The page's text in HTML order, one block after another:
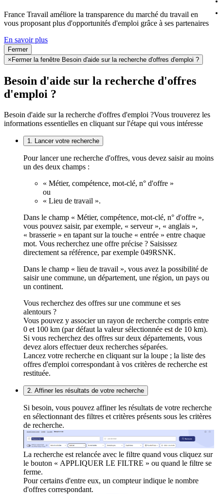
France Travail améliore la transparence du marché du travail en
vous proposant plus d'opportunités d'emploi grâce à ses partenaires
En savoir plus
Fermer
× Fermer la fenêtre Besoin d'aide sur la recherche d'offres d'emploi ?
Besoin d'aide sur la recherche d'offres
d'emploi ?
Besoin d'aide sur la recherche d'offres d'emploi ?Vous trouverez les
informations essentielles en cliquant sur l'étape qui vous intéresse
1. Lancer votre recherche
Pour lancer une recherche d'offres, vous devez saisir au moins
un des deux champs :
« Métier, compétence, mot-clé, n° d'offre »
ou
« Lieu de travail ».
Dans le champ « Métier, compétence, mot-clé, n° d'offre »,
vous pouvez saisir, par exemple, « serveur », « anglais »,
« brasserie » en tapant sur la touche « entrée » entre chaque
mot. Vous recherchez une offre précise ? Saisissez
directement sa référence, par exemple 049RSNK.
Dans le champ « lieu de travail », vous avez la possibilité de
saisir une commune, un département, une région, un pays ou
un continent.
Vous recherchez des offres sur une commune et ses
alentours ?
Vous pouvez y associer un rayon de recherche compris entre
0 et 100 km (par défaut la valeur sélectionnée est de 10 km).
Si vous recherchez des offres sur deux départements, vous
devez alors effectuer deux recherches séparées.
Lancez votre recherche en cliquant sur la loupe ; la liste des
offres d'emploi correspondant à vos critères de recherche est
restituée.
2. Affiner les résultats de votre recherche
Si besoin, vous pouvez affiner les résultats de votre recherche
en sélectionnant des filtres et critères présents sous les critères
de recherche.
La recherche est relancée avec le filtre quand vous cliquez sur
le bouton « APPLIQUER LE FILTRE » ou quand le filtre se
ferme.
Pour certains d'entre eux, un compteur indique le nombre
d'offres correspondant.